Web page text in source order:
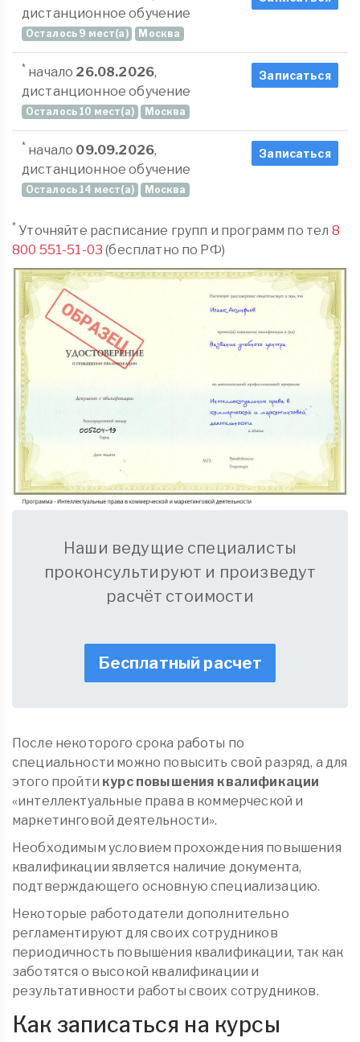
дистанционное обучение
Осталось 9 мест(а) Москва
* начало 26.08.2026,
дистанционное обучение
Осталось 10 мест(а) Москва
Записаться
* начало 09.09.2026,
дистанционное обучение
Осталось 14 мест(а) Москва
Записаться
* Уточняйте расписание групп и программ по тел 8
800 551-51-03 (бесплатно по РФ)
Наши ведущие специалисты
проконсультируют и произведут
расчёт стоимости
Бесплатный расчет
После некоторого срока работы по
специальности можно повысить свой разряд, а для
этого пройти курс повышения квалификации
«интеллектуальные права в коммерческой и
маркетинговой деятельности».
Необходимым условием прохождения повышения
квалификации является наличие документа,
подтверждающего основную специализацию.
Некоторые работодатели дополнительно
регламентируют для своих сотрудников
периодичность повышения квалификации, так как
заботятся о высокой квалификации и
результативности работы своих сотрудников.
Как записаться на курсы